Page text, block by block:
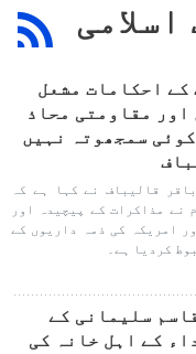
کے احکامات مشعل
اور مقاومتی محاذ
سمجھوتہ نہیں
قالیباف نے کہا ہے کہ
نے مذاکرات کے پیچیدہ اور
امریکہ کی ذمہ داریوں کے
کردیا ہے۔
سلیمانی کے
کے اہل خانہ کی